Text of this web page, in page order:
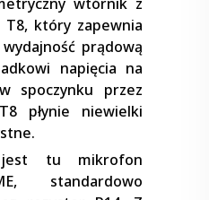
który zapewnia
prądową
napięcia na
spoczynku przez
płynie niewielki
jest tu mikrofon
standardowo